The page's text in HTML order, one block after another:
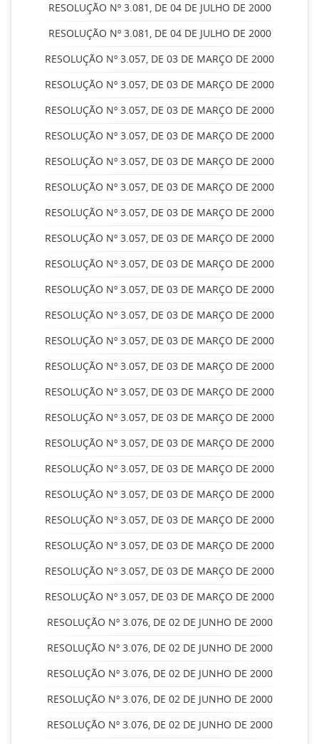
RESOLUÇÃO Nº 3.081, DE 04 DE JULHO DE 2000
RESOLUÇÃO Nº 3.081, DE 04 DE JULHO DE 2000
RESOLUÇÃO Nº 3.057, DE 03 DE MARÇO DE 2000
RESOLUÇÃO Nº 3.057, DE 03 DE MARÇO DE 2000
RESOLUÇÃO Nº 3.057, DE 03 DE MARÇO DE 2000
RESOLUÇÃO Nº 3.057, DE 03 DE MARÇO DE 2000
RESOLUÇÃO Nº 3.057, DE 03 DE MARÇO DE 2000
RESOLUÇÃO Nº 3.057, DE 03 DE MARÇO DE 2000
RESOLUÇÃO Nº 3.057, DE 03 DE MARÇO DE 2000
RESOLUÇÃO Nº 3.057, DE 03 DE MARÇO DE 2000
RESOLUÇÃO Nº 3.057, DE 03 DE MARÇO DE 2000
RESOLUÇÃO Nº 3.057, DE 03 DE MARÇO DE 2000
RESOLUÇÃO Nº 3.057, DE 03 DE MARÇO DE 2000
RESOLUÇÃO Nº 3.057, DE 03 DE MARÇO DE 2000
RESOLUÇÃO Nº 3.057, DE 03 DE MARÇO DE 2000
RESOLUÇÃO Nº 3.057, DE 03 DE MARÇO DE 2000
RESOLUÇÃO Nº 3.057, DE 03 DE MARÇO DE 2000
RESOLUÇÃO Nº 3.057, DE 03 DE MARÇO DE 2000
RESOLUÇÃO Nº 3.057, DE 03 DE MARÇO DE 2000
RESOLUÇÃO Nº 3.057, DE 03 DE MARÇO DE 2000
RESOLUÇÃO Nº 3.057, DE 03 DE MARÇO DE 2000
RESOLUÇÃO Nº 3.057, DE 03 DE MARÇO DE 2000
RESOLUÇÃO Nº 3.057, DE 03 DE MARÇO DE 2000
RESOLUÇÃO Nº 3.057, DE 03 DE MARÇO DE 2000
RESOLUÇÃO Nº 3.076, DE 02 DE JUNHO DE 2000
RESOLUÇÃO Nº 3.076, DE 02 DE JUNHO DE 2000
RESOLUÇÃO Nº 3.076, DE 02 DE JUNHO DE 2000
RESOLUÇÃO Nº 3.076, DE 02 DE JUNHO DE 2000
RESOLUÇÃO Nº 3.076, DE 02 DE JUNHO DE 2000